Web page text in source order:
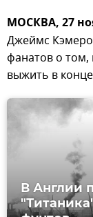
МОСКВА, 27
Джеймс
фанатов о том,
выжить в
В Англии